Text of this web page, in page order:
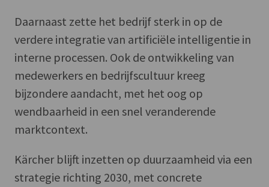
Daarnaast zette het bedrijf sterk in op de
verdere integratie van artificiële intelligentie in
interne processen. Ook de ontwikkeling van
medewerkers en bedrijfscultuur kreeg
bijzondere aandacht, met het oog op
wendbaarheid in een snel veranderende
marktcontext.
Kärcher blijft inzetten op duurzaamheid via een
strategie richting 2030, met concrete